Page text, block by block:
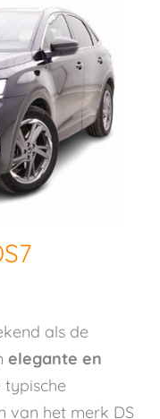
als de
elegante en
van het merk DS